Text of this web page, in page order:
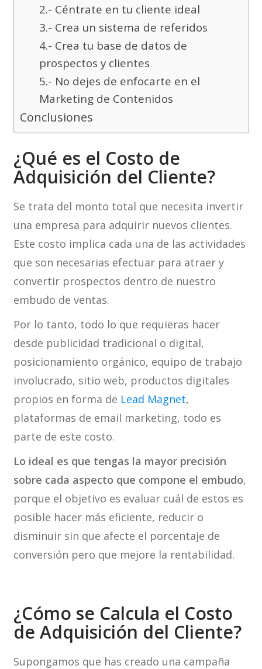
2.- Céntrate en tu cliente ideal
3.- Crea un sistema de referidos
4.- Crea tu base de datos de
prospectos y clientes
5.- No dejes de enfocarte en el
Marketing de Contenidos
Conclusiones
¿Qué es el Costo de
Adquisición del Cliente?
Se trata del monto total que necesita invertir
una empresa para adquirir nuevos clientes.
Este costo implica cada una de las actividades
que son necesarias efectuar para atraer y
convertir prospectos dentro de nuestro
embudo de ventas.
Por lo tanto, todo lo que requieras hacer
desde publicidad tradicional o digital,
posicionamiento orgánico, equipo de trabajo
involucrado, sitio web, productos digitales
propios en forma de Lead Magnet,
plataformas de email marketing, todo es
parte de este costo.
Lo ideal es que tengas la mayor precisión
sobre cada aspecto que compone el embudo,
porque el objetivo es evaluar cuál de estos es
posible hacer más eficiente, reducir o
disminuir sin que afecte el porcentaje de
conversión pero que mejore la rentabilidad.
¿Cómo se Calcula el Costo
de Adquisición del Cliente?
Supongamos que has creado una campaña